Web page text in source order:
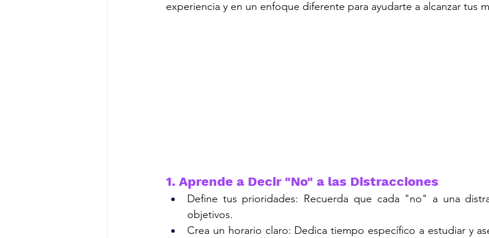
experiencia y en un enfoque diferente para ayudarte a alcanzar tus
1. Aprende a Decir "No" a las Distracciones
Define tus prioridades: Recuerda que cada "no" a una
objetivos.
Crea un horario claro: Dedica tiempo específico a estudiar y